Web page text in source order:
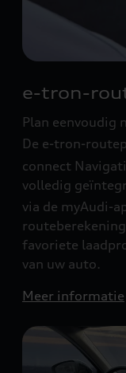
e-tron-
Plan eenvoudig
De e-tron-
connect
volledig
via de myAudi-
favoriete
van uw auto.
Meer informatie